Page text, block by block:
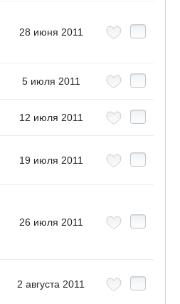
28 июня 2011
5 июля 2011
12 июля 2011
19 июля 2011
26 июля 2011
2 августа 2011